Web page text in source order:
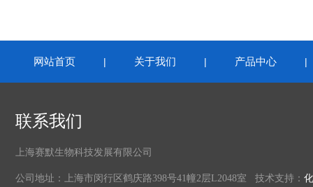
网站首页 | 关于我们 | 产品中心 |
联系我们
上海赛默生物科技发展有限公司
公司地址：上海市闵行区鹤庆路398号41幢2层L2048室 技术支持：